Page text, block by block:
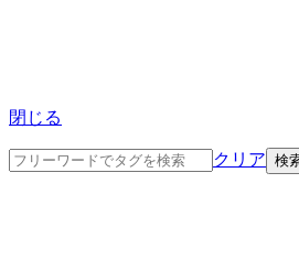
閉じる
クリア